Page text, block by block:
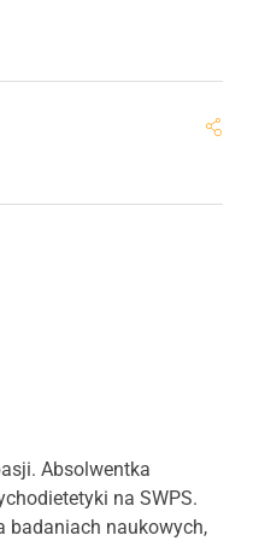
Absolwentka
na SWPS.
badaniach naukowych,